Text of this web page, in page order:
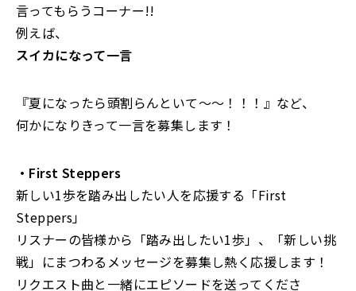
言ってもらうコーナー!!
例えば、
スイカになって一言
『夏になったら頭割らんといて〜〜！！！』など、
何かになりきって一言を募集します！
・First Steppers
新しい1歩を踏み出したい人を応援する「First
Steppers」
リスナーの皆様から「踏み出したい1歩」、「新しい挑
戦」にまつわるメッセージを募集し熱く応援します！
リクエスト曲と一緒にエピソードを送ってくださ